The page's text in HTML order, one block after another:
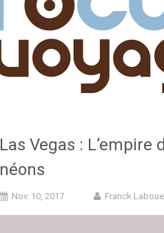
Las Vegas : L’empire
néons
Nov. 10, 2017 Franck Laboue